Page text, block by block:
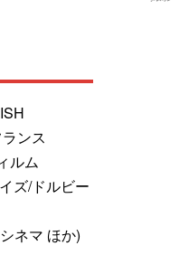
ンス
ルム
ズ/ドルビー
ネマ ほか)